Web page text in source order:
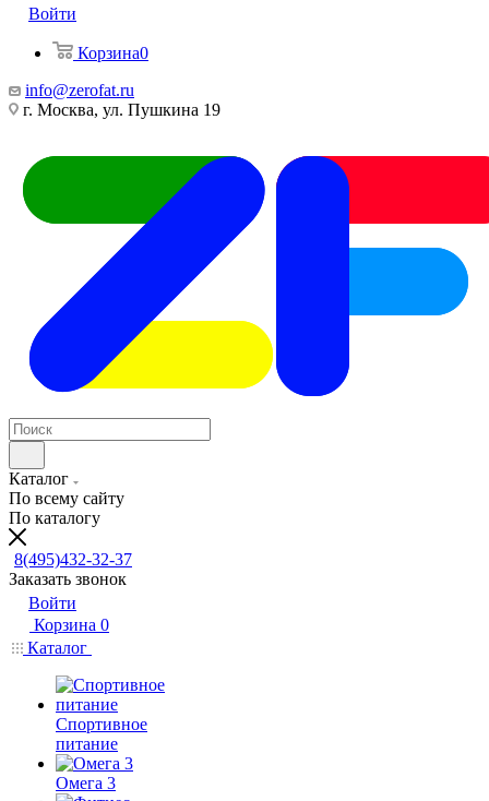
Войти
Корзина0
info@zerofat.ru
г. Москва, ул. Пушкина 19
Каталог
По всему сайту
По каталогу
8(495)432-32-37
Заказать звонок
Войти
Корзина 0
Каталог
Спортивное
питание
Омега 3